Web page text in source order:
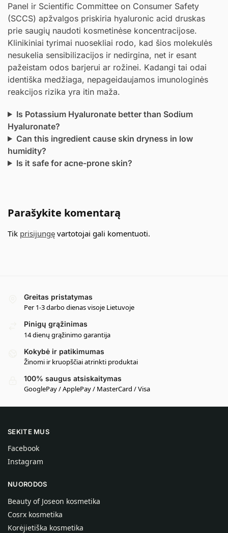
Panel ir Scientific Committee on Consumer Safety
(SCCS) apžvalgos priskiria hyaluronic acid druskas
prie saugių naudoti kosmetinėse koncentracijose.
Klinikiniai tyrimai nuosekliai rodo, kad šios molekulės
nesukelia sensibilizacijos ir nedirgina, net ir esant
pažeistam odos barjerui ar rožinei. Kadangi tai odai
identiška medžiaga, nepageidaujamos imunologinės
reakcijos rizika yra itin maža.
Is Potassium Hyaluronate better than Sodium
Hyaluronate?
Can this ingredient cause skin dryness in low
humidity?
Is it safe for acne-prone skin?
Parašykite komentarą
Tik prisijungę vartotojai gali komentuoti.
Greitas pristatymas
Per 1-3 darbo dienas visoje Lietuvoje
Pinigų grąžinimas
14 dienų grąžinimo garantija
Kokybė ir patikimumas
Žinomi ir kruopščiai atrinkti produktai
100% saugus atsiskaitymas
GooglePay / ApplePay / MasterCard / Visa
SEKITE MUS
Facebook
Instagram
NUORODOS
Beauty of Joseon kosmetika
Cosrx kosmetika
Korėjietiška kosmetika